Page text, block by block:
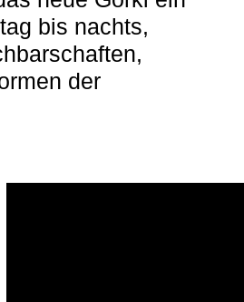
bis nachts,
der